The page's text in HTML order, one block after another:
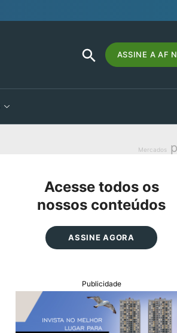
Search
for:
SEARCH
BUTTON
ASSINE A AF
Mercados
Acesse todos os
nossos conteúdos
ASSINE AGORA
Publicidade